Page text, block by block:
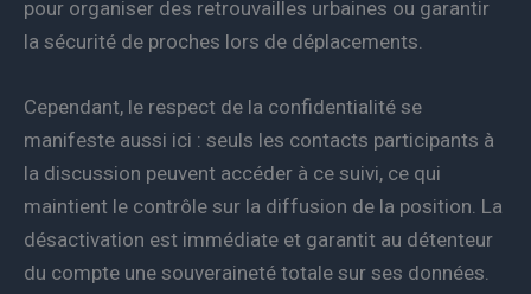
pour organiser des retrouvailles urbaines ou garantir
la sécurité de proches lors de déplacements.
Cependant, le respect de la confidentialité se
manifeste aussi ici : seuls les contacts participants à
la discussion peuvent accéder à ce suivi, ce qui
maintient le contrôle sur la diffusion de la position. La
désactivation est immédiate et garantit au détenteur
du compte une souveraineté totale sur ses données.